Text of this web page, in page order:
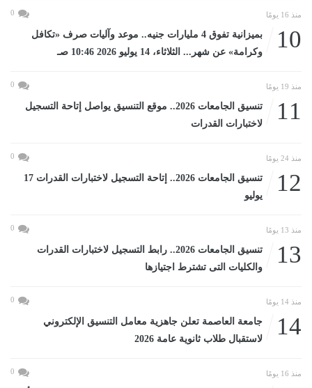
منذ 16 يومًا 0
10
بميزانية تفوق 4 مليارات جنيه.. موعد وآليات صرف «تكافل
وكرامة» عن شهر... الثلاثاء، 14 يوليو 2026 10:46 صـ
منذ 19 يومًا 0
11
تنسيق الجامعات 2026.. موقع التنسيق يواصل إتاحة التسجيل
لاختبارات القدرات
منذ 24 يومًا 0
12
تنسيق الجامعات 2026.. إتاحة التسجيل لاختبارات القدرات 17
يوليو
منذ 13 يومًا 0
13
تنسيق الجامعات 2026.. رابط التسجيل لاختبارات القدرات
والكليات التى تشترط اجتيازها
منذ 14 يومًا 0
14
جامعة العاصمة تعلن جاهزية معامل التنسيق الإلكتروني
لاستقبال طلاب ثانوية عامة 2026
منذ 16 يومًا 0